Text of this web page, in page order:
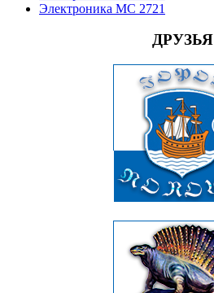
Электроника МС 2721
ДРУЗЬЯ